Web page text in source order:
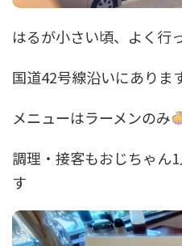
はるが小さい頃、よく行
国道42号線沿いにありま
メニューはラーメンのみ
調理・接客もおじちゃん
す